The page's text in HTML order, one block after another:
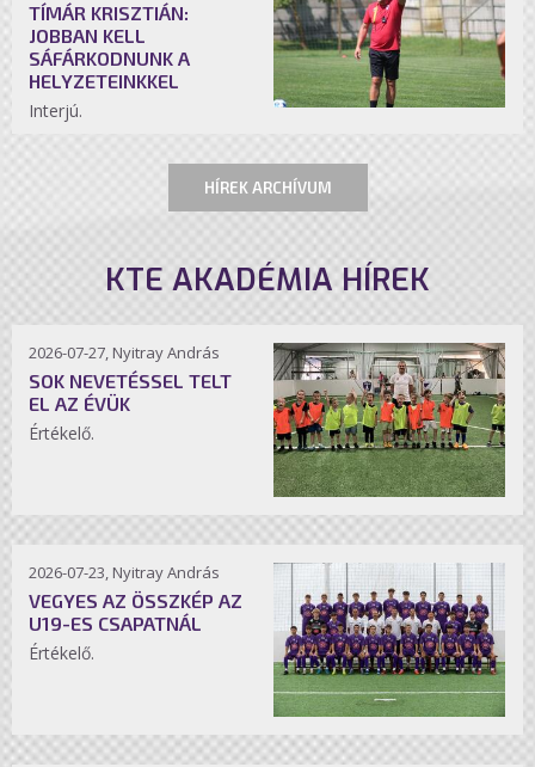
TÍMÁR KRISZTIÁN:
JOBBAN KELL
SÁFÁRKODNUNK A
HELYZETEINKKEL
Interjú.
HÍREK ARCHÍVUM
KTE AKADÉMIA HÍREK
2026-07-27, Nyitray András
SOK NEVETÉSSEL TELT
EL AZ ÉVÜK
Értékelő.
2026-07-23, Nyitray András
VEGYES AZ ÖSSZKÉP AZ
U19-ES CSAPATNÁL
Értékelő.